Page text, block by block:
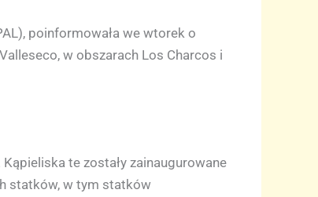
poinformowała we wtorek o
w obszarach Los Charcos i
te zostały zainaugurowane
statków, w tym statków